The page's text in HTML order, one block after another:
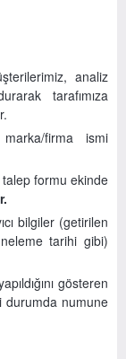
analiz
tarafımıza
firma ismi
formu ekinde
bilgiler (getirilen
tarihi gibi)
gösteren
durumda numune